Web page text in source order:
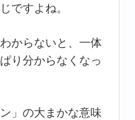
ですよね。
からないと、一体
り分からなくなっ
」の大まかな意味